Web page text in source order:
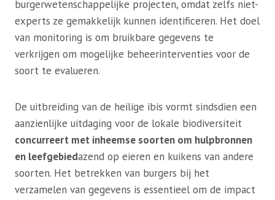
burgerwetenschappelijke projecten, omdat zelfs niet-
experts ze gemakkelijk kunnen identificeren. Het doel
van monitoring is om bruikbare gegevens te
verkrijgen om mogelijke beheerinterventies voor de
soort te evalueren.
De uitbreiding van de heilige ibis vormt sindsdien een
aanzienlijke uitdaging voor de lokale biodiversiteit
concurreert met inheemse soorten om hulpbronnen
en leefgebiedazend op eieren en kuikens van andere
soorten. Het betrekken van burgers bij het
verzamelen van gegevens is essentieel om de impact